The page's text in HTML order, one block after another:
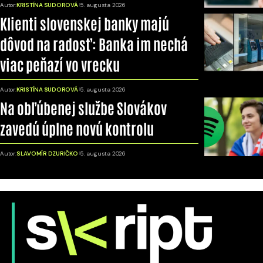
Autor:KRISTÍNA SUDOROVÁ 5. augusta 2026
Klienti slovenskej banky majú
dôvod na radosť: Banka im nechá
viac peňazí vo vrecku
Autor:KRISTÍNA SUDOROVÁ 5. augusta 2026
Na obľúbenej službe Slovákov
zavedú úplne novú kontrolu
Autor:SLAVOMÍR DZURIČKO 5. augusta 2026